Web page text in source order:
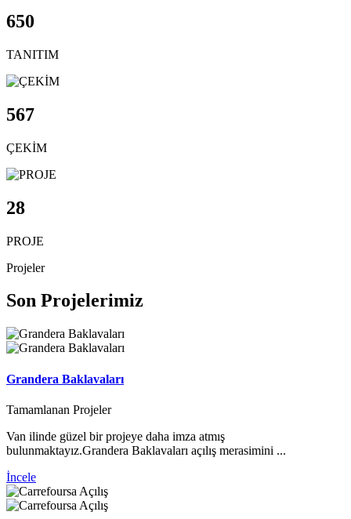
650
TANITIM
567
ÇEKİM
28
PROJE
Projeler
Son Projelerimiz
Grandera Baklavaları
Tamamlanan Projeler
Van ilinde güzel bir projeye daha imza atmış
bulunmaktayız.Grandera Baklavaları açılış merasimini ...
İncele